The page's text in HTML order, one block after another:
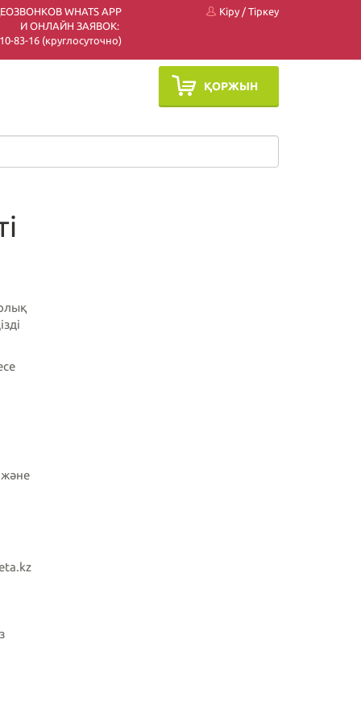
WHATS APP
И ОНЛАЙН ЗАЯВОК:
83-16 (круглосуточно)
Кіру / Тіркеу
ҚОРЖЫН
және